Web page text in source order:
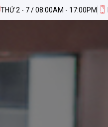
THỨ 2 - 7 / 08:00AM - 17:00PM